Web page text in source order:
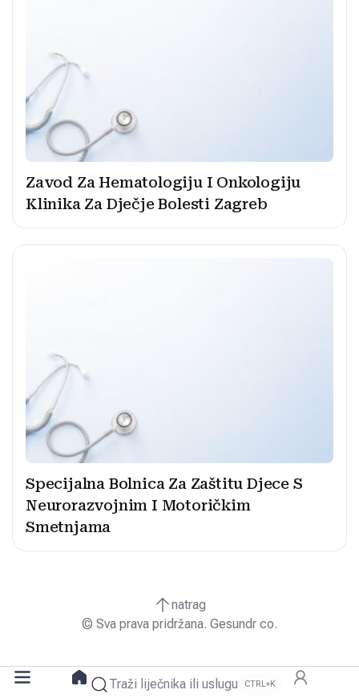
Traži liječnika ili uslugu CTRL+K
Zavod Za Hematologiju I Onkologiju
Klinika Za Dječje Bolesti Zagreb
Specijalna Bolnica Za Zaštitu Djece S
Neurorazvojnim I Motoričkim
Smetnjama
natrag
© Sva prava pridržana. Gesundr co.